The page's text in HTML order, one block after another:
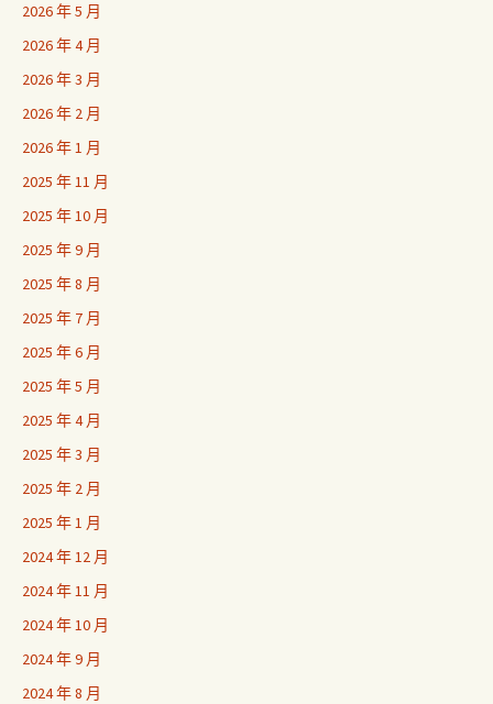
2026 年 5 月
2026 年 4 月
2026 年 3 月
2026 年 2 月
2026 年 1 月
2025 年 11 月
2025 年 10 月
2025 年 9 月
2025 年 8 月
2025 年 7 月
2025 年 6 月
2025 年 5 月
2025 年 4 月
2025 年 3 月
2025 年 2 月
2025 年 1 月
2024 年 12 月
2024 年 11 月
2024 年 10 月
2024 年 9 月
2024 年 8 月